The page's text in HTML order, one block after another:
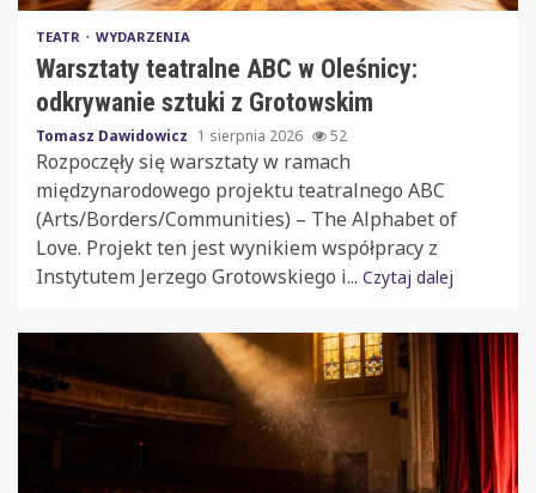
TEATR WYDARZENIA
Warsztaty teatralne ABC w Oleśnicy:
odkrywanie sztuki z Grotowskim
Tomasz Dawidowicz 1 sierpnia 2026 52
Rozpoczęły się warsztaty w ramach
międzynarodowego projektu teatralnego ABC
(Arts/Borders/Communities) – The Alphabet of
Love. Projekt ten jest wynikiem współpracy z
Instytutem Jerzego Grotowskiego i... Czytaj dalej